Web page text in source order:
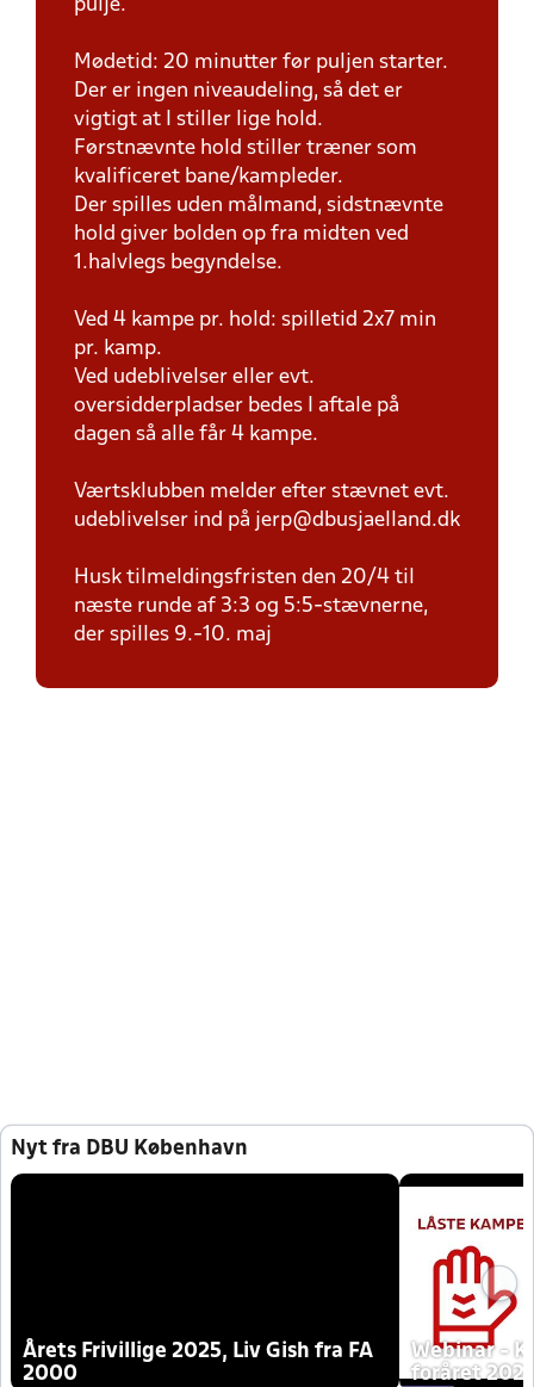
pulje.
Mødetid: 20 minutter før puljen starter.
Der er ingen niveaudeling, så det er
vigtigt at I stiller lige hold.
Førstnævnte hold stiller træner som
kvalificeret bane/kampleder.
Der spilles uden målmand, sidstnævnte
hold giver bolden op fra midten ved
1.halvlegs begyndelse.
Ved 4 kampe pr. hold: spilletid 2x7 min
pr. kamp.
Ved udeblivelser eller evt.
oversidderpladser bedes I aftale på
dagen så alle får 4 kampe.
Værtsklubben melder efter stævnet evt.
udeblivelser ind på jerp@dbusjaelland.dk
Husk tilmeldingsfristen den 20/4 til
næste runde af 3:3 og 5:5-stævnerne,
der spilles 9.-10. maj
Nyt fra DBU København
Årets Frivillige 2025, Liv Gish fra FA
2000
Webinar -
foråret